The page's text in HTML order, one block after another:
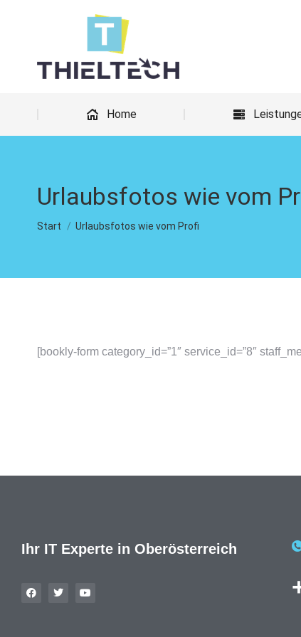
Home
Urlaubsfotos wie vom
Sie befinden sich hier:
Start Urlaubsfotos wie vom Profi
[bookly-form category_id=”1″ service_id=”8″
Ihr IT Experte in Oberösterreich